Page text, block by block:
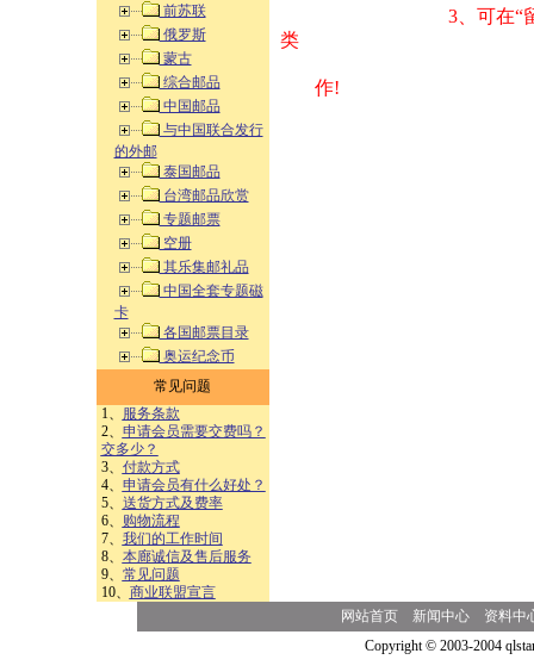
前苏联
俄罗斯
蒙古
综合邮品
中国邮品
与中国联合发行
的外邮
泰国邮品
台湾邮品欣赏
专题邮票
空册
其乐集邮礼品
中国全套专题磁
卡
各国邮票目录
奥运纪念币
常见问题
1、
服务条款
2、 申请会员需要交费吗？
交多少？
3、 付款方式
4、 申请会员有什么好处？
5、 送货方式及费率
6、
购物流程
7、 我们的工作时间
8、 本廊诚信及售后服务
9、 常见问题
10、 商业联盟宣言
3、可在“
类 方式告之
作!
网站首页 新闻中心
资料中
Copyright © 2003-2004